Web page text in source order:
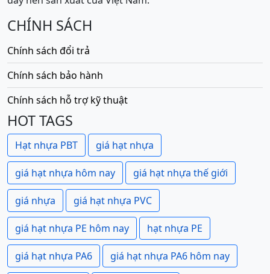
CHÍNH SÁCH
Chính sách đổi trả
Chính sách bảo hành
Chính sách hỗ trợ kỹ thuật
HOT TAGS
Hạt nhựa PBT giá hạt nhựa
giá hạt nhựa hôm nay giá hạt nhựa thế giới
giá nhựa giá hạt nhựa PVC
giá hạt nhựa PE hôm nay hạt nhựa PE
giá hạt nhựa PA6 giá hạt nhựa PA6 hôm nay